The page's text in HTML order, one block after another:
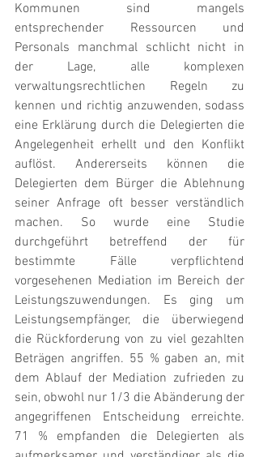
Kommunen sind mangels
entsprechender Ressourcen und
Personals manchmal schlicht nicht in
der Lage, alle komplexen
verwaltungsrechtlichen Regeln zu
kennen und richtig anzuwenden, sodass
eine Erklärung durch die Delegierten die
Angelegenheit erhellt und den Konflikt
auflöst. Andererseits können die
Delegierten dem Bürger die Ablehnung
seiner Anfrage oft besser verständlich
machen. So wurde eine Studie
durchgeführt betreffend der für
bestimmte Fälle verpflichtend
vorgesehenen Mediation im Bereich der
Leistungszuwendungen. Es ging um
Leistungsempfänger, die überwiegend
die Rückforderung von zu viel gezahlten
Beträgen angriffen. 55 % gaben an, mit
dem Ablauf der Mediation zufrieden zu
sein, obwohl nur 1/3 die Abänderung der
angegriffenen Entscheidung erreichte.
71 % empfanden die Delegierten als